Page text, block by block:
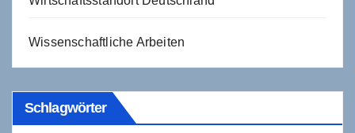
Wissenschaftliche Arbeiten
Schlagwörter